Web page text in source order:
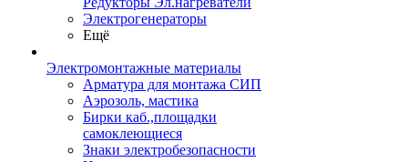
Электрогенераторы
Ещё
Электромонтажные материалы
Арматура для монтажа СИП
Аэрозоль, мастика
Бирки каб.,площадки
самоклеющиеся
Знаки электробезопасности